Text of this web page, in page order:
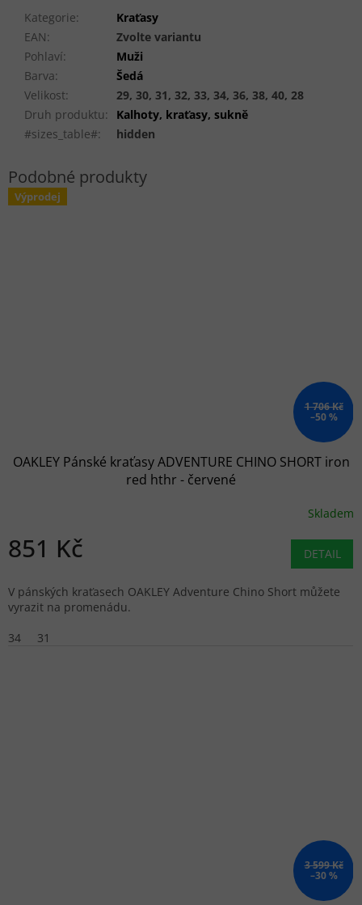
Kategorie:
Kraťasy
EAN:
Zvolte variantu
Pohlaví:
Muži
Barva:
Šedá
Velikost:
29, 30, 31, 32, 33, 34, 36, 38, 40, 28
Druh produktu:
Kalhoty, kraťasy, sukně
#sizes_table#: hidden
Výprodej
1 706 Kč
–50 %
OAKLEY Pánské kraťasy ADVENTURE CHINO SHORT iron
red hthr - červené
Skladem
851 Kč DETAIL
V pánských kraťasech OAKLEY Adventure Chino Short můžete
vyrazit na promenádu.
34
31
3 599 Kč
–30 %